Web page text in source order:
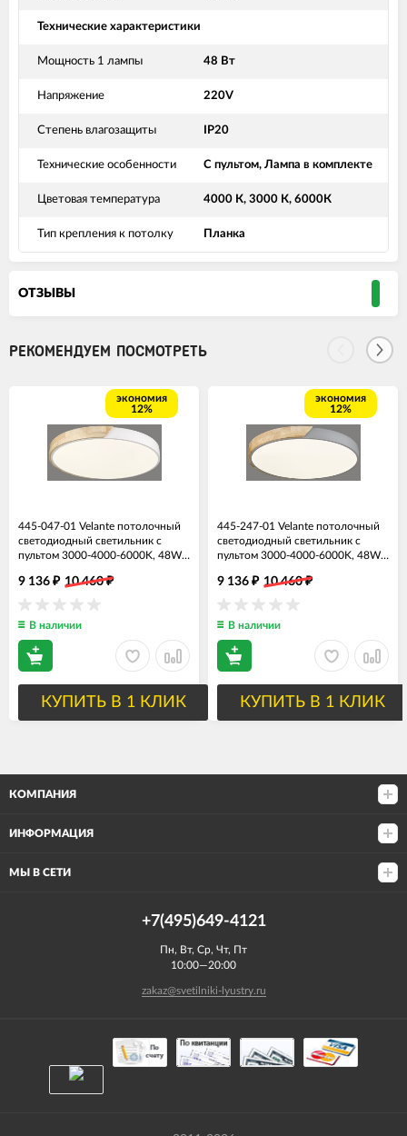
Технические характеристики
Мощность 1 лампы 48 Вт
Напряжение 220V
Степень влагозащиты IP20
Технические особенности С пультом, Лампа в комплекте
Цветовая температура 4000 К, 3000 К, 6000К
Тип крепления к потолку Планка
ОТЗЫВЫ
РЕКОМЕНДУЕМ ПОСМОТРЕТЬ
экономия
12%
445-047-01 Velante потолочный
светодиодный светильник с
пультом 3000-4000-6000K, 48W,
9 136 ₽ 10 460₽
В наличии
КУПИТЬ В 1 КЛИК
экономия
12%
445-247-01 Velante потолочный
светодиодный светильник с
пультом 3000-4000-6000K, 48W,
9 136 ₽ 10 460₽
В наличии
КУПИТЬ В 1 КЛИК
КОМПАНИЯ
ИНФОРМАЦИЯ
МЫ В СЕТИ
+7(495)649-4121
Пн, Вт, Ср, Чт, Пт
10:00—20:00
zakaz@svetilniki-lyustry.ru